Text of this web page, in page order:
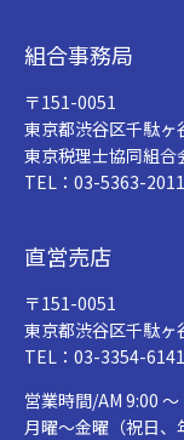
組合事務局
〒151-0051
東京都渋谷区千駄ヶ
東京税理士協同組合
TEL：03-5363-
直営売店
〒151-0051
東京都渋谷区千駄ヶ
TEL：03-3354-
営業時間/AM 9:00 ～
月曜～金曜（祝日、